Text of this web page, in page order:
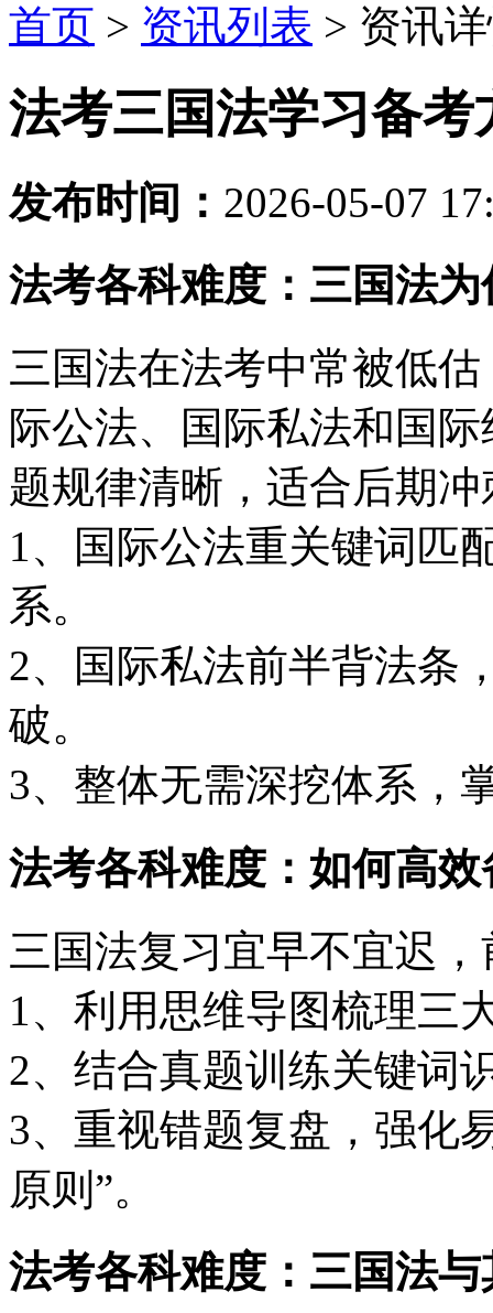
首页 > 资讯列表 > 资讯
法考三国法学习备考
发布时间： 2026-05-07
法考各科难度：三国法
三国法在法考中常被低
际公法、国际私法和国
题规律清晰，适合后期
1、国际公法重关键词匹
系。
2、国际私法前半背法条
破。
3、整体无需深挖体系，
法考各科难度：如何高
三国法复习宜早不宜迟
1、利用思维导图梳理三
2、结合真题训练关键词
3、重视错题复盘，强化
原则”。
法考各科难度：三国法